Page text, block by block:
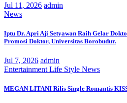
Jul 11, 2026 admin
News
Iptu Dr. Apri Aji Setyawan Raih Gelar
Promosi Doktor, Universitas Borobudur.
Jul 7, 2026 admin
Entertainment Life Style News
MEGAN LITANI Rilis Single Romantis